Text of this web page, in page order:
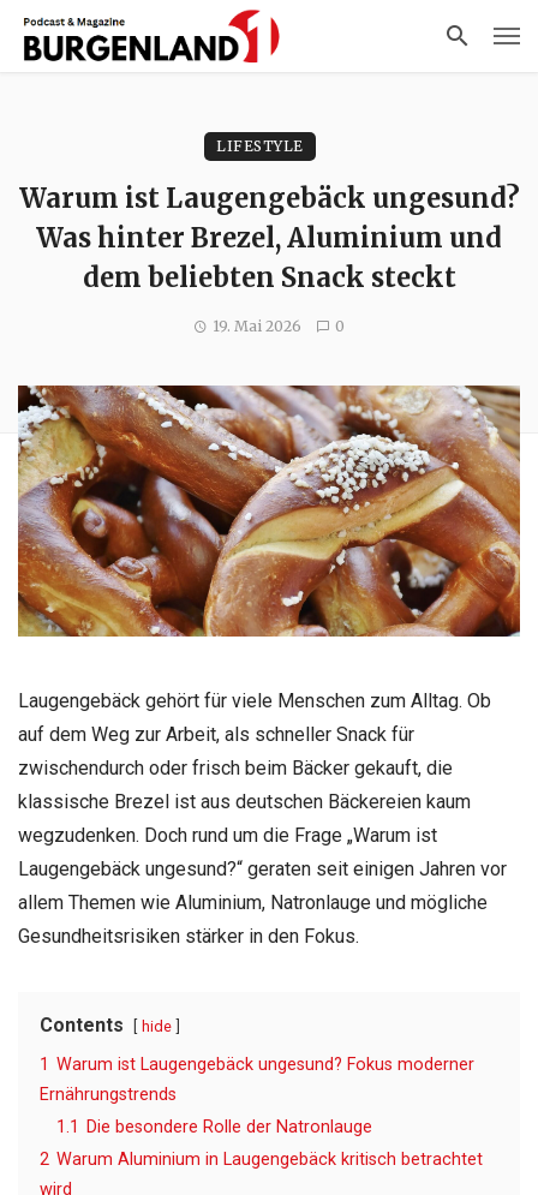
LIFESTYLE
Warum ist Laugengebäck ungesund?
Was hinter Brezel, Aluminium und
dem beliebten Snack steckt
19. Mai 2026 0
Laugengebäck gehört für viele Menschen zum Alltag. Ob
auf dem Weg zur Arbeit, als schneller Snack für
zwischendurch oder frisch beim Bäcker gekauft, die
klassische Brezel ist aus deutschen Bäckereien kaum
wegzudenken. Doch rund um die Frage „Warum ist
Laugengebäck ungesund?“ geraten seit einigen Jahren vor
allem Themen wie Aluminium, Natronlauge und mögliche
Gesundheitsrisiken stärker in den Fokus.
Contents hide
1 Warum ist Laugengebäck ungesund? Fokus moderner
Ernährungstrends
1.1
Die besondere Rolle der Natronlauge
2 Warum Aluminium in Laugengebäck kritisch betrachtet
wird